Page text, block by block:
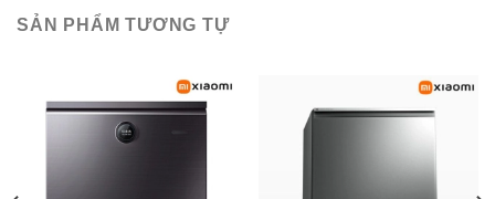
SẢN PHẨM TƯƠNG TỰ